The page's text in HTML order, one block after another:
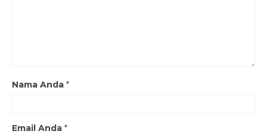
Nama Anda *
Email Anda *